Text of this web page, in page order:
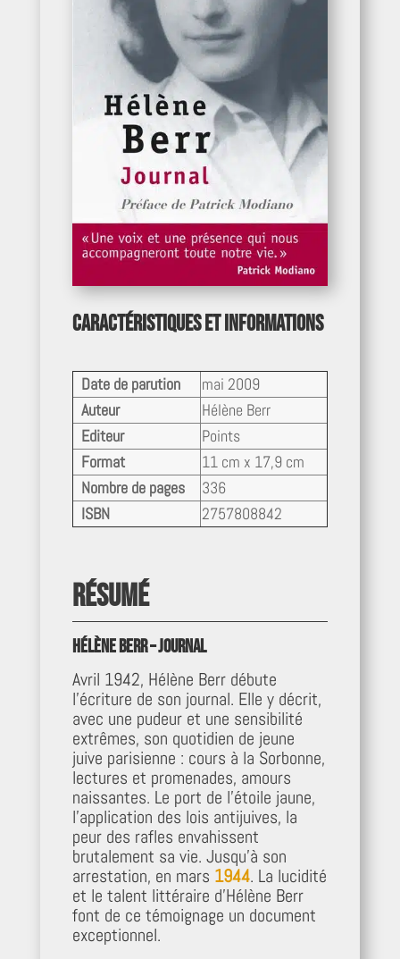
Caractéristiques et informations
Date de parution
mai 2009
Auteur
Hélène Berr
Editeur
Points
Format
11 cm x 17,9 cm
Nombre de pages
336
ISBN
2757808842
Résumé
Hélène Berr – Journal
Avril 1942, Hélène Berr débute
l’écriture de son journal. Elle y décrit,
avec une pudeur et une sensibilité
extrêmes, son quotidien de jeune
juive parisienne : cours à la Sorbonne,
lectures et promenades, amours
naissantes. Le port de l’étoile jaune,
l’application des lois antijuives, la
peur des rafles envahissent
brutalement sa vie. Jusqu’à son
arrestation, en mars 1944. La lucidité
et le talent littéraire d’Hélène Berr
font de ce témoignage un document
exceptionnel.